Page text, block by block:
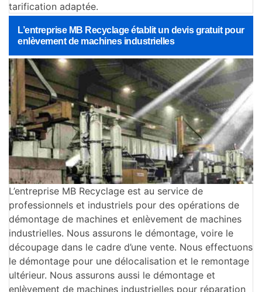
tarification adaptée.
L’entreprise MB Recyclage établit un devis gratuit pour
enlèvement de machines industrielles
L’entreprise MB Recyclage est au service de
professionnels et industriels pour des opérations de
démontage de machines et enlèvement de machines
industrielles. Nous assurons le démontage, voire le
découpage dans le cadre d’une vente. Nous effectuons
le démontage pour une délocalisation et le remontage
ultérieur. Nous assurons aussi le démontage et
enlèvement de machines industrielles pour réparation